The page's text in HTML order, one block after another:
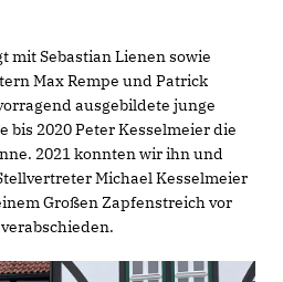
mit Sebastian Lienen sowie
Max Rempe und Patrick
ausgebildete junge
2020 Peter Kesselmeier die
2021 konnten wir ihn und
Michael Kesselmeier
Großen Zapfenstreich vor